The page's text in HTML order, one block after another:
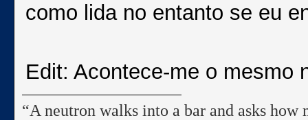
como lida no entanto se eu
Edit: Acontece-me o mesmo
“A neutron walks into a bar and asks